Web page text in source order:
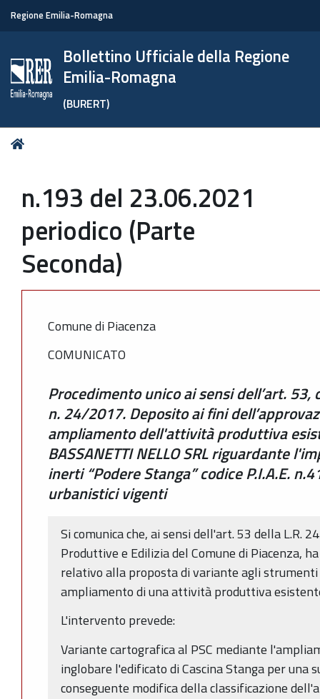
Regione Emilia-Romagna
Bollettino Ufficiale della Regione
Emilia-Romagna
(BURERT)
Tu
n.193 del 23.06.2021
periodico (Parte
Seconda)
Comune di Piacenza
COMUNICATO
Procedimento unico ai sensi dell’art. 53,
n. 24/2017. Deposito ai fini
ampliamento dell'attività produttiva
BASSANETTI NELLO SRL riguardante
inerti “Podere Stanga” codice P.I.A.E.
urbanistici vigenti
Si comunica che, ai sensi dell'art. 53 della L.R.
Produttive e Edilizia del Comune di Piacenza,
relativo alla proposta di variante agli
ampliamento di una attività produttiva
L'intervento prevede:
Variante cartografica al PSC mediante
inglobare l'edificato di Cascina Stanga per una
conseguente modifica della classificazione